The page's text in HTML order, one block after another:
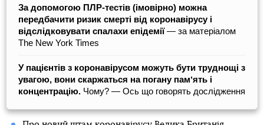
За допомогою ПЛР-тестів (імовірно) можна
передбачити ризик смерті від коронавірусу і
відслідковувати спалахи епідемії― за матеріалом
The New York Times
У пацієнтів з коронавірусом можуть бути труднощі з
увагою, вони скаржаться на погану памʼять і
концентрацію. Чому? — Ось що говорять дослідження